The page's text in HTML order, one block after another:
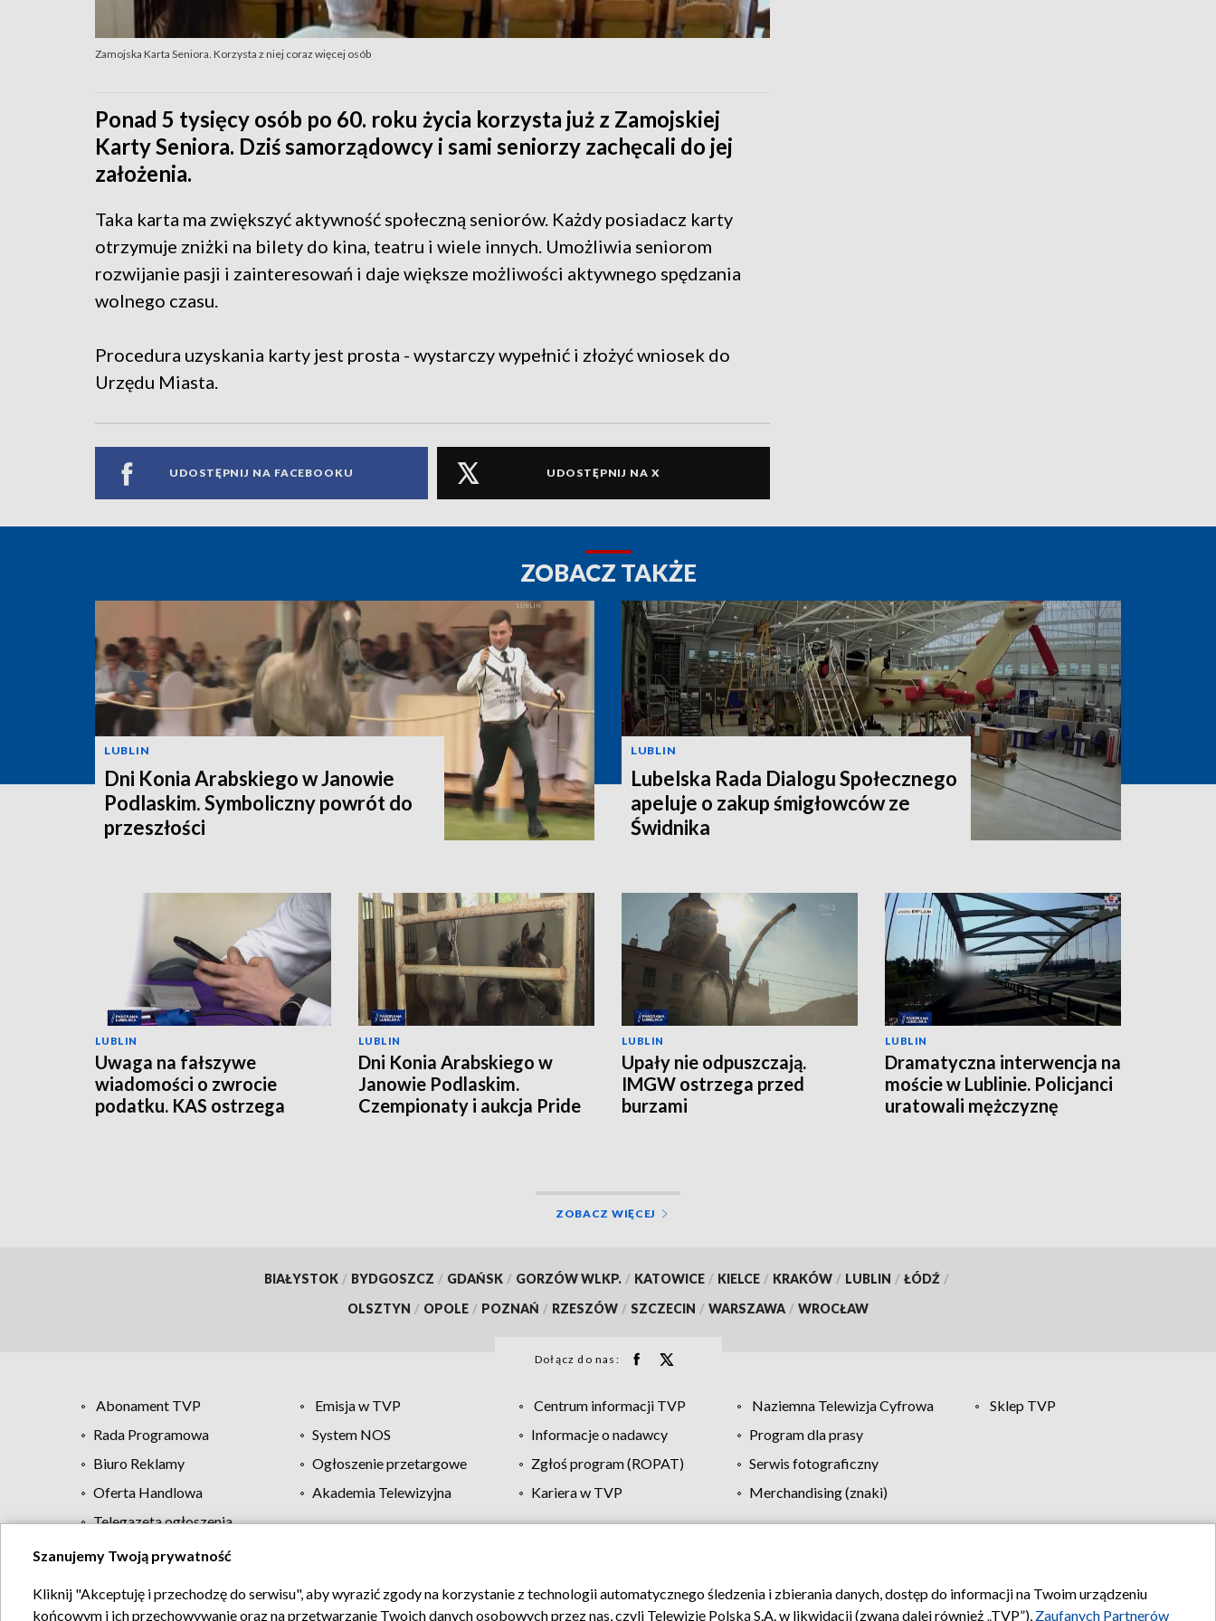
Zamojska Karta Seniora. Korzysta z niej coraz więcej osób
Ponad 5 tysięcy osób po 60. roku życia korzysta już z Zamojskiej
Karty Seniora. Dziś samorządowcy i sami seniorzy zachęcali do jej
założenia.
Taka karta ma zwiększyć aktywność społeczną seniorów. Każdy posiadacz karty
otrzymuje zniżki na bilety do kina, teatru i wiele innych. Umożliwia seniorom
rozwijanie pasji i zainteresowań i daje większe możliwości aktywnego spędzania
wolnego czasu.
Procedura uzyskania karty jest prosta - wystarczy wypełnić i złożyć wniosek do
Urzędu Miasta.
UDOSTĘPNIJ NA FACEBOOKU UDOSTĘPNIJ NA X
ZOBACZ TAKŻE
LUBLIN
Dni Konia Arabskiego w Janowie
Podlaskim. Symboliczny powrót do
przeszłości
LUBLIN
Lubelska Rada Dialogu Społecznego
apeluje o zakup śmigłowców ze
Świdnika
LUBLIN
Uwaga na fałszywe
wiadomości o zwrocie
podatku. KAS ostrzega
LUBLIN
Dni Konia Arabskiego w
Janowie Podlaskim.
Czempionaty i aukcja Pride
LUBLIN
Upały nie odpuszczają.
IMGW ostrzega przed
burzami
LUBLIN
Dramatyczna interwencja na
moście w Lublinie. Policjanci
uratowali mężczyznę
ZOBACZ WIĘCEJ
BIAŁYSTOK / BYDGOSZCZ / GDAŃSK / GORZÓW WLKP. / KATOWICE / KIELCE / KRAKÓW / LUBLIN / ŁÓDŹ /
OLSZTYN / OPOLE / POZNAŃ / RZESZÓW / SZCZECIN / WARSZAWA / WROCŁAW
Dołącz do nas:
Abonament TVP Emisja w TVP Centrum informacji TVP Naziemna Telewizja Cyfrowa
Sklep TVP
Rada Programowa
System NOS Informacje o nadawcy
Program dla prasy
Biuro Reklamy
Ogłoszenie przetargowe Zgłoś program (ROPAT)
Serwis fotograficzny
Oferta Handlowa
Akademia Telewizyjna Kariera w TVP
Merchandising (znaki)
Telegazeta ogłoszenia
Regulamin TVP Polityka prywatności Moje zgody Pomoc Biuro reklamy Kontakt
Szanujemy Twoją prywatność
Kliknij "Akceptuję i przechodzę do serwisu", aby wyrazić zgody na korzystanie z technologii automatycznego śledzenia i zbierania danych, dostęp do informacji na Twoim urządzeniu
końcowym i ich przechowywanie oraz na przetwarzanie Twoich danych osobowych przez nas, czyli Telewizję Polską S.A. w likwidacji (zwaną dalej również „TVP”), Zaufanych Partnerów